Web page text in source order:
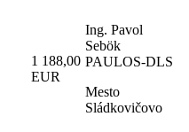
1 188,00
EUR
Ing. Pavol
Sebök
PAULOS-DLS
Mesto
Sládkovičovo